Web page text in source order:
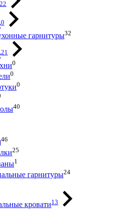
22
0
гарнитуры32
21
0
0
0
40
46
25
1
гарнитуры24
кровати13